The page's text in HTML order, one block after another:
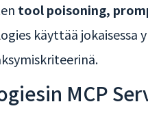
tool poisoning,
käyttää jokaisessa
MCP